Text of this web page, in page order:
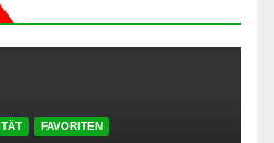
FAVORITEN